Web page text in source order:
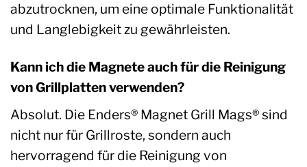
abzutrocknen, um eine optimale Funktionalität
und Langlebigkeit zu gewährleisten.
Kann ich die Magnete auch für die Reinigung
von Grillplatten verwenden?
Absolut. Die Enders® Magnet Grill Mags® sind
nicht nur für Grillroste, sondern auch
hervorragend für die Reinigung von